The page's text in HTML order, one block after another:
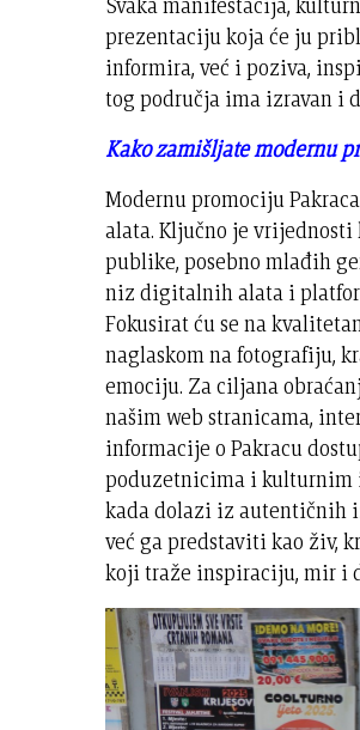
prezentaciju koja će ju
informira, već i poziva,
tog područja ima izravan i
Kako zamišljate modernu
Modernu promociju
alata. Ključno je
publike, posebno mlađih
niz digitalnih alata i
Fokusirat ću se na
naglaskom na fotografiju,
emociju. Za ciljana
našim web stranicama,
informacije o Pakracu
poduzetnicima i kulturnim
kada dolazi iz autentičnih
već ga predstaviti kao živ,
koji traže inspiraciju, mir i